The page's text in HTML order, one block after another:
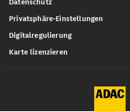
Datenschutz
Privatsphäre-Einstellungen
Digitalregulierung
Karte lizenzieren